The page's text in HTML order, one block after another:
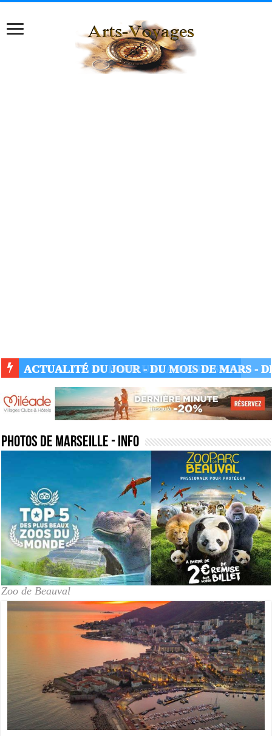
ACTUALITÉ GUERRE UKRAINE-RUSSIE
photos de marseille - Info
Zoo de Beauval